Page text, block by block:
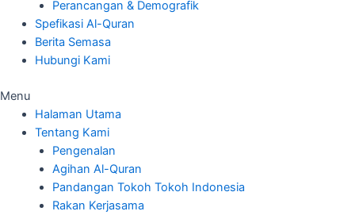
Perancangan & Demografik
Spefikasi Al-Quran
Berita Semasa
Hubungi Kami
Menu
Halaman Utama
Tentang Kami
Pengenalan
Agihan Al-Quran
Pandangan Tokoh Tokoh Indonesia
Rakan Kerjasama